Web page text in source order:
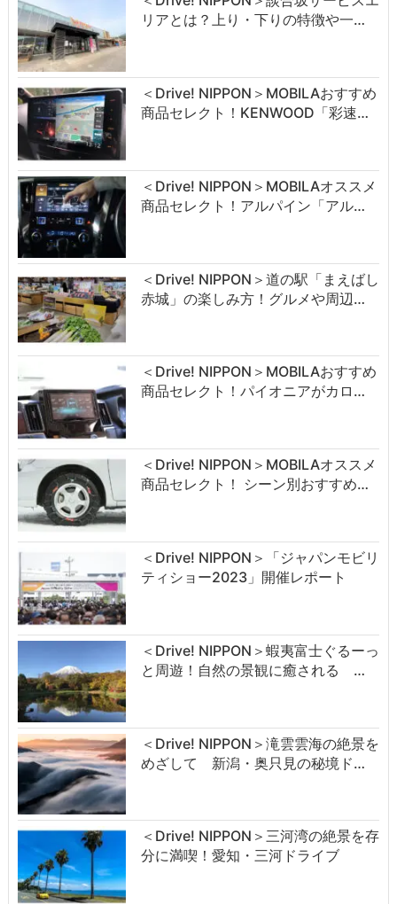
リアとは？上り・下りの特徴や一…
＜Drive! NIPPON＞MOBILAおすすめ
商品セレクト！KENWOOD「彩速…
＜Drive! NIPPON＞MOBILAオススメ
商品セレクト！アルパイン「アル…
＜Drive! NIPPON＞道の駅「まえばし
赤城」の楽しみ方！グルメや周辺…
＜Drive! NIPPON＞MOBILAおすすめ
商品セレクト！パイオニアがカロ…
＜Drive! NIPPON＞MOBILAオススメ
商品セレクト！ シーン別おすすめ…
＜Drive! NIPPON＞「ジャパンモビリ
ティショー2023」開催レポート
＜Drive! NIPPON＞蝦夷富士ぐるーっ
と周遊！自然の景観に癒される …
＜Drive! NIPPON＞滝雲雲海の絶景を
めざして 新潟・奥只見の秘境ド…
＜Drive! NIPPON＞三河湾の絶景を存
分に満喫！愛知・三河ドライブ